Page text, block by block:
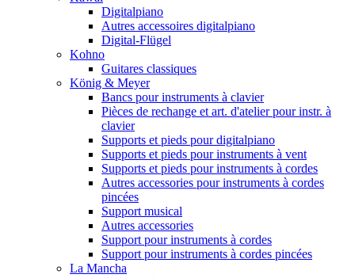
Digitalpiano
Autres accessoires digitalpiano
Digital-Flügel
Kohno
Guitares classiques
König & Meyer
Bancs pour instruments à clavier
Pièces de rechange et art. d'atelier pour instr. à
clavier
Supports et pieds pour digitalpiano
Supports et pieds pour instruments à vent
Supports et pieds pour instruments à cordes
Autres accessories pour instruments à cordes
pincées
Support musical
Autres accessories
Support pour instruments à cordes
Support pour instruments à cordes pincées
La Mancha